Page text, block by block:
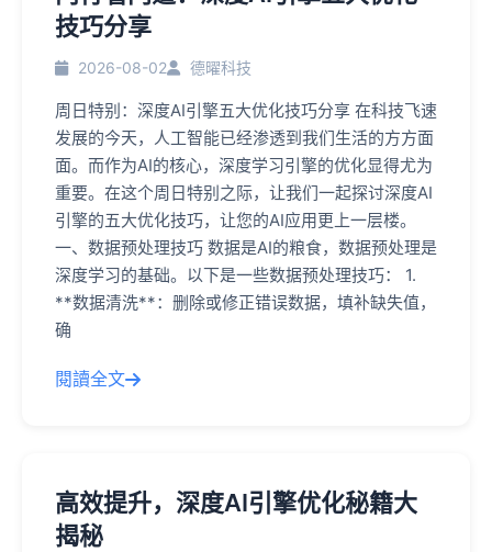
技巧分享
2026-08-02 德曜科技
周日特别：深度AI引擎五大优化技巧分享 在科技飞速
发展的今天，人工智能已经渗透到我们生活的方方面
面。而作为AI的核心，深度学习引擎的优化显得尤为
重要。在这个周日特别之际，让我们一起探讨深度AI
引擎的五大优化技巧，让您的AI应用更上一层楼。
一、数据预处理技巧 数据是AI的粮食，数据预处理是
深度学习的基础。以下是一些数据预处理技巧： 1.
**数据清洗**：删除或修正错误数据，填补缺失值，
确
閱讀全文
高效提升，深度AI引擎优化秘籍大
揭秘